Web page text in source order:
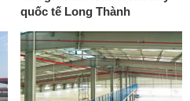
quốc tế Long Thành